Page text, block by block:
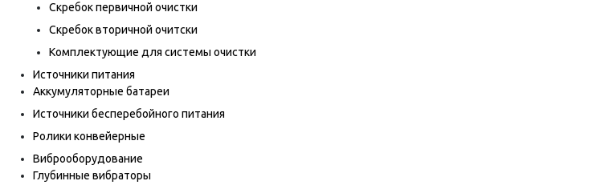
Скребок первичной очистки
Скребок вторичной очитски
Комплектующие для системы очистки
Источники питания
Аккумуляторные батареи
Источники бесперебойного питания
Ролики конвейерные
Виброоборудование
Глубинные вибраторы